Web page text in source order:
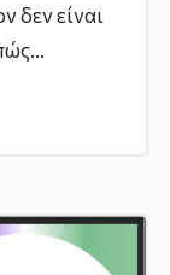
δεν είναι